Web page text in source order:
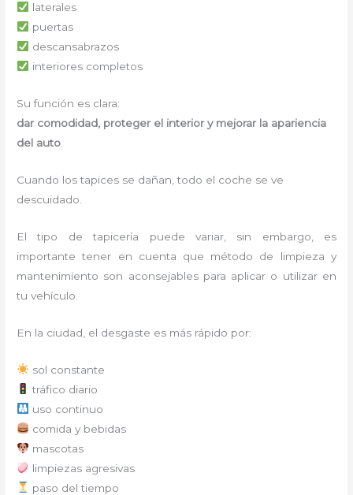
laterales
puertas
descansabrazos
interiores completos
Su función es clara:
dar comodidad, proteger el interior y mejorar la apariencia
del auto
Cuando los tapices se dañan, todo el coche se ve
descuidado.
El tipo de tapicería puede variar, sin embargo, es
importante tener en cuenta que método de limpieza y
mantenimiento son aconsejables para aplicar o utilizar en
tu vehículo.
En la ciudad, el desgaste es más rápido por:
sol constante
tráfico diario
uso continuo
comida y bebidas
mascotas
limpiezas agresivas
paso del tiempo